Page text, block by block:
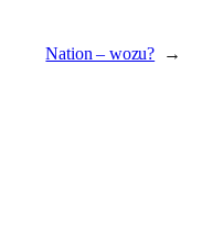
Nation – wozu? →